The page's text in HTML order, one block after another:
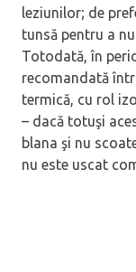
leziunilor; de
tunsă pentru a
Totodată, în
recomandată
termică, cu rol
– dacă totuşi
blana şi nu
nu este uscat